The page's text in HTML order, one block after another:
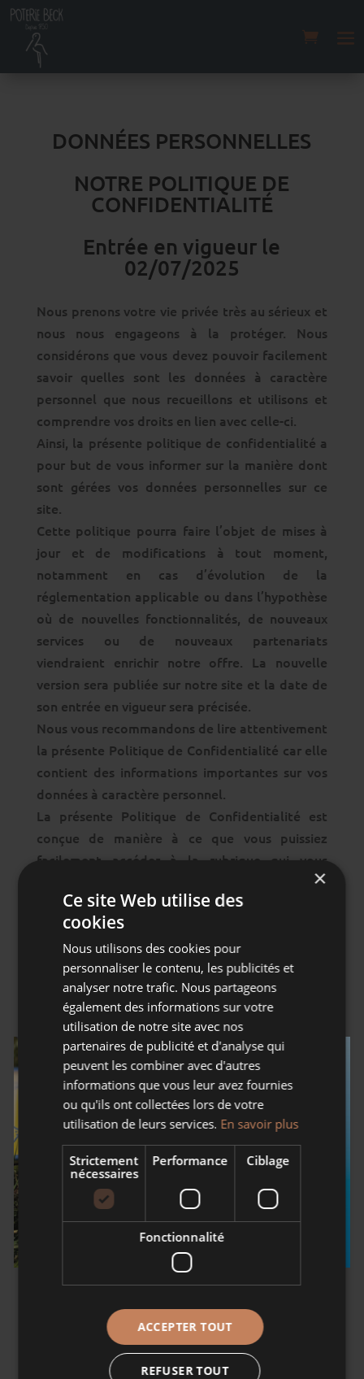
DONNÉES PERSONNELLES
NOTRE POLITIQUE DE
CONFIDENTIALITÉ
Entrée en vigueur le
02/07/2025
Nous prenons votre vie privée très au sérieux et
nous nous engageons à la protéger. Nous
considérons que vous devez pouvoir facilement
savoir quelles sont les données à caractère
personnel que nous recueillons et utilisons et
comprendre vos droits en lien avec celle-ci.
Ainsi, la présente politique de confidentialité a
pour but de vous informer sur la manière dont
sont gérées vos données personnelles sur ce
site.
Cette politique pourra faire l’objet de mises à
jour et de modifications à tout moment,
notamment en cas d’évolution de la
réglementation applicable ou dans l’hypothèse
où de nouvelles fonctionnalités, de nouveaux
services ou de nouveaux partenariats
viendraient enrichir notre offre. La nouvelle
version sera publiée sur notre site et la date de
son entrée en vigueur sera précisée.
Nous vous recommandons de lire attentivement
la présente Politique de Confidentialité car elle
contient des informations importantes sur vos
données à caractère personnel.
La présente Politique de Confidentialité est
conçue de manière à ce que vous puissiez
facilement accéder à la rubrique qui vous
QUEL CONTEXTE LÉGAL ET
RÉGLEMENTAIRE APPLICABLE
À LA PROTECTION DES
DONNÉES À CARACTÈRE
PERSONNEL ?
QUELQUES DÉFINITIONS
QUI EST RESPONSABLE DU
DONNÉES PERSONNELLES ?
QUELLES DONNÉES
PERSONNELLES SONT
COLLECTÉES ?
×
Ce site Web utilise des
cookies
Nous utilisons des cookies pour
personnaliser le contenu, les publicités et
analyser notre trafic. Nous partageons
également des informations sur votre
utilisation de notre site avec nos
partenaires de publicité et d'analyse qui
peuvent les combiner avec d'autres
informations que vous leur avez fournies
ou qu'ils ont collectées lors de votre
utilisation de leurs services. En savoir plus
Strictement
nécessaires
Performance Ciblage
Fonctionnalité
ACCEPTER TOUT
REFUSER TOUT